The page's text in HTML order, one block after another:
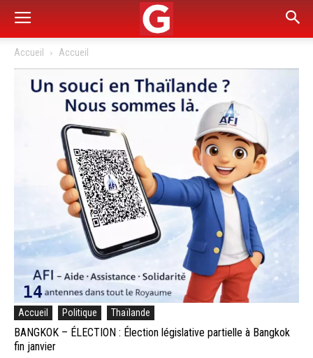
Accueil Accueil
Accueil Politique Thaïlande
BANGKOK – ÉLECTION : Élection législative partielle à Bangkok
fin janvier